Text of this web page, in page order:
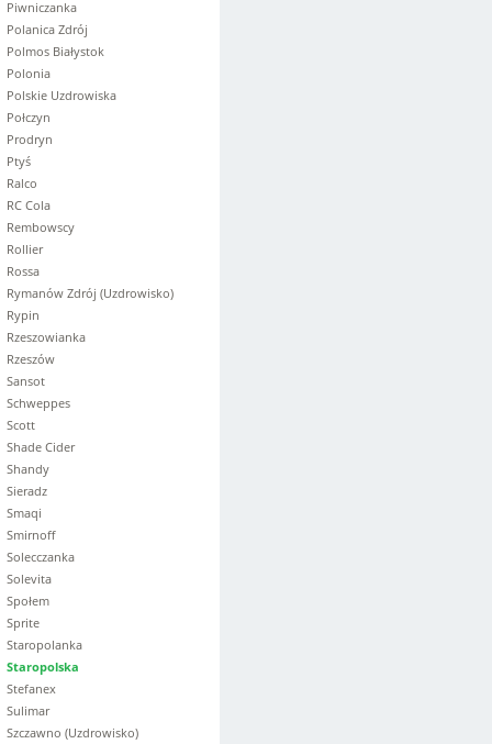
Piwniczanka
Polanica Zdrój
Polmos Białystok
Polonia
Polskie Uzdrowiska
Połczyn
Prodryn
Ptyś
Ralco
RC Cola
Rembowscy
Rollier
Rossa
Rymanów Zdrój (Uzdrowisko)
Rypin
Rzeszowianka
Rzeszów
Sansot
Schweppes
Scott
Shade Cider
Shandy
Sieradz
Smaqi
Smirnoff
Solecczanka
Solevita
Społem
Sprite
Staropolanka
Staropolska
Stefanex
Sulimar
Szczawno (Uzdrowisko)